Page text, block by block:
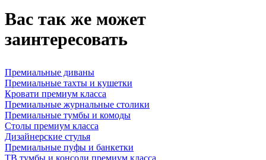
Вас так же может
заинтересовать
Премиальные диваны
Премиальные тахты и кушетки
Кровати премиум класса
Премиальные журнальные столики
Премиальные тумбы и комоды
Столы премиум класса
Дизайнерские стулья
Премиальные пуфы и банкетки